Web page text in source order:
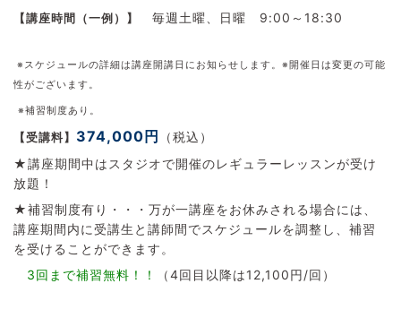
【講座時間（一例）】
毎週土曜、日曜 9:00～18:30
※スケジュールの詳細は講座開講日にお知らせします。 ※開催日は変更の可能
性がございます。
※補習制度あり。
【受講料】 374,000円
（税込）
★講座期間中はスタジオで開催のレギュラーレッスンが受け
放題！
★補習制度有り・・・万が一講座をお休みされる場合には、
講座期間内に受講生と講師間でスケジュールを調整し、補習
を受けることができます。
3回まで補習無料！！
（4回目以降は12,100円/回）